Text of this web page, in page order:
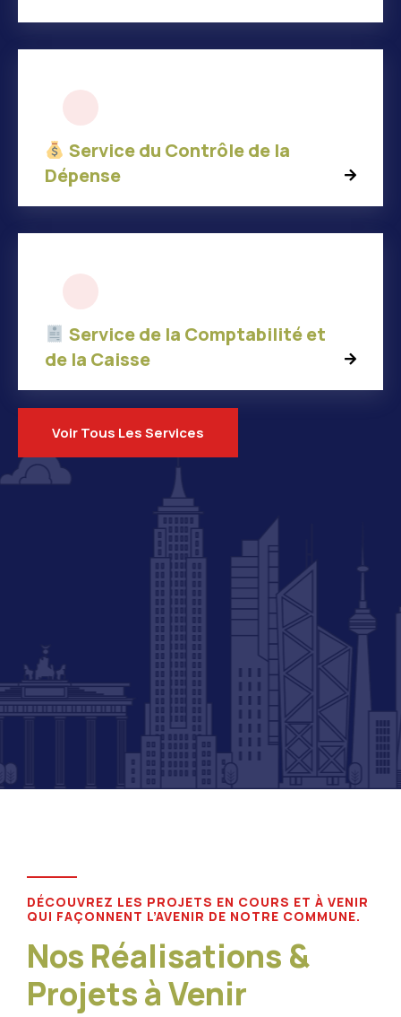
Service du Contrôle de la
Dépense
Service de la Comptabilité et
de la Caisse
Voir Tous Les Services
DÉCOUVREZ LES PROJETS EN COURS ET À VENIR
QUI FAÇONNENT L’AVENIR DE NOTRE COMMUNE.
Nos Réalisations &
Projets à Venir